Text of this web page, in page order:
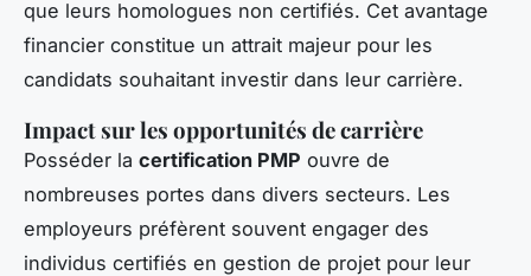
que leurs homologues non certifiés. Cet avantage
financier constitue un attrait majeur pour les
candidats souhaitant investir dans leur carrière.
Impact sur les opportunités de carrière
Posséder la certification PMP ouvre de
nombreuses portes dans divers secteurs. Les
employeurs préfèrent souvent engager des
individus certifiés en gestion de projet pour leur